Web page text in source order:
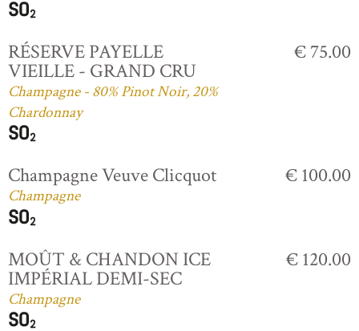
RÉSERVE PAYELLE
VIEILLE - GRAND CRU
Champagne - 80% Pinot Noir, 20%
Chardonnay
€ 75.00
Champagne Veuve Clicquot
Champagne
€ 100.00
MOÛT & CHANDON ICE
IMPÉRIAL DEMI-SEC
Champagne
€ 120.00